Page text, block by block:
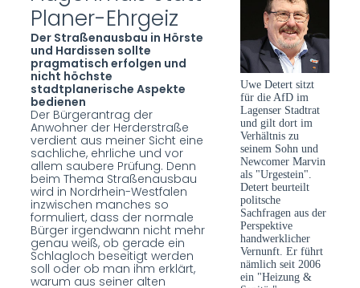
Planer-Ehrgeiz
Der Straßenausbau in Hörste
und Hardissen sollte
pragmatisch erfolgen und
nicht höchste
stadtplanerische Aspekte
bedienen
Der Bürgerantrag der
Anwohner der Herderstraße
verdient aus meiner Sicht eine
sachliche, ehrliche und vor
allem saubere Prüfung. Denn
beim Thema Straßenausbau
wird in Nordrhein-Westfalen
inzwischen manches so
formuliert, dass der normale
Bürger irgendwann nicht mehr
genau weiß, ob gerade ein
Schlagloch beseitigt werden
soll oder ob man ihm erklärt,
warum aus seiner alten
Uwe Detert sitzt
für die AfD im
Lagenser Stadtrat
und gilt dort im
Verhältnis zu
seinem Sohn und
Newcomer Marvin
als "Urgestein".
Detert beurteilt
politsche
Sachfragen aus der
Perspektive
handwerklicher
Vernunft. Er führt
nämlich seit 2006
ein "Heizung &